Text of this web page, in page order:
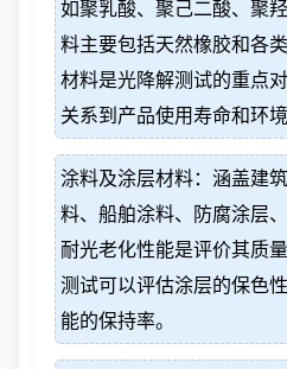
如聚乳酸、聚己二酸、聚
料主要包括天然橡胶和各
材料是光降解测试的重点
关系到产品使用寿命和环境
涂料及涂层材料：涵盖建
料、船舶涂料、防腐涂层
耐光老化性能是评价其质
测试可以评估涂层的保色
能的保持率。